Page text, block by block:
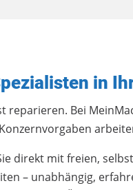
in
Bei
direkt mit freien,
– unabhängig,